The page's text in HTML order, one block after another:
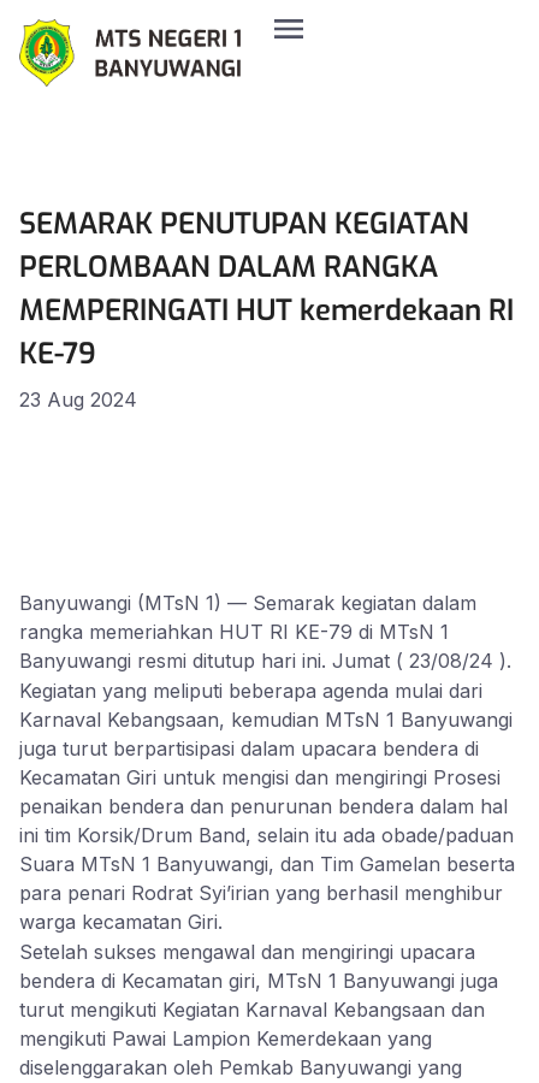
SEMARAK PENUTUPAN KEGIATAN
PERLOMBAAN DALAM RANGKA
MEMPERINGATI HUT kemerdekaan RI
KE-79
23 Aug 2024
Banyuwangi (MTsN 1) — Semarak kegiatan dalam
rangka memeriahkan HUT RI KE-79 di MTsN 1
Banyuwangi resmi ditutup hari ini. Jumat ( 23/08/24 ).
Kegiatan yang meliputi beberapa agenda mulai dari
Karnaval Kebangsaan, kemudian MTsN 1 Banyuwangi
juga turut berpartisipasi dalam upacara bendera di
Kecamatan Giri untuk mengisi dan mengiringi Prosesi
penaikan bendera dan penurunan bendera dalam hal
ini tim Korsik/Drum Band, selain itu ada obade/paduan
Suara MTsN 1 Banyuwangi, dan Tim Gamelan beserta
para penari Rodrat Syi’irian yang berhasil menghibur
warga kecamatan Giri.
Setelah sukses mengawal dan mengiringi upacara
bendera di Kecamatan giri, MTsN 1 Banyuwangi juga
turut mengikuti Kegiatan Karnaval Kebangsaan dan
mengikuti Pawai Lampion Kemerdekaan yang
diselenggarakan oleh Pemkab Banyuwangi yang